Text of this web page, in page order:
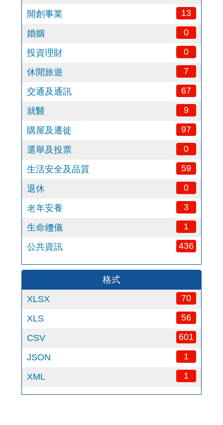
開創事業 13
婚姻 0
投資理財 0
休閒旅遊 7
交通及通訊 67
就醫 9
購屋及遷徙 97
選舉及投票 0
生活安全及品質 59
退休 0
老年安養 3
生命禮儀 1
公共資訊 436
格式
XLSX
70
XLS 56
CSV 601
JSON 1
XML 1